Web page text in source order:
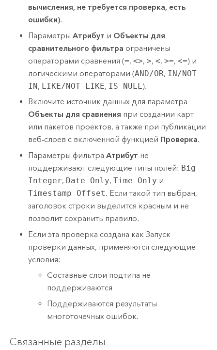
вычисления, не требуется проверка, есть
ошибки).
ПараметрыАтрибут и Объекты для
сравнительного фильтра ограничены
операторами сравнения (=,<>,>,<,>=,<=) и
логическими операторами (AND/OR, IN/NOT
IN, LIKE/NOT LIKE, IS NULL).
Включите источник данных для параметра
Объекты для сравнения при создании карт
или пакетов проектов, а также при публикации
веб-слоев с включенной функцией Проверка.
Параметры фильтраАтрибут не
поддерживают следующие типы полей: Big
Integer, Date Only,Time Only и
Timestamp Offset. Если такой тип выбран,
заголовок строки выделится красным и не
позволит сохранить правило.
Если эта проверка создана как Запуск
проверки данных, применяются следующие
условия:
Cоставные слои подтипа не
поддерживаются
Поддерживаются результаты
многоточечных ошибок.
Связанные разделы